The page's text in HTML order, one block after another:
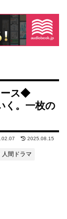
ース◆
く。一枚の
2025.08.15
人間ドラマ